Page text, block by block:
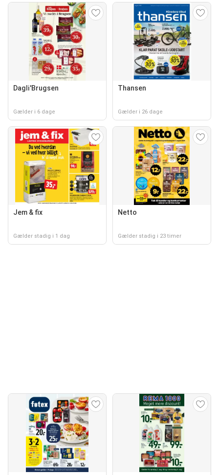
Dagli'Brugsen
Gælder i 6 dage
Thansen
Gælder i 26 dage
Jem & fix
Gælder stadig i 1 dag
Netto
Gælder stadig i 23 timer